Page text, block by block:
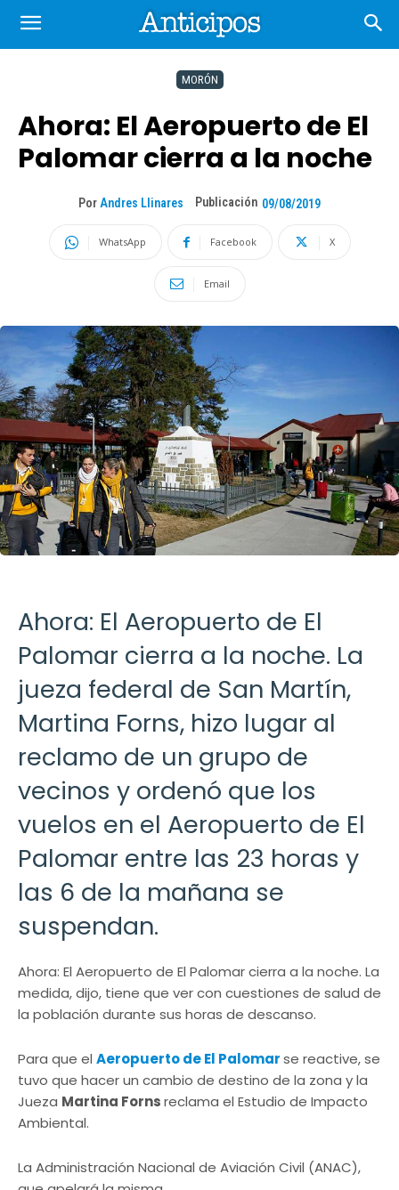
MORÓN
Ahora: El Aeropuerto de El
Palomar cierra a la noche
Por Andres Llinares Publicación 09/08/2019
WhatsApp Facebook X
Email
Ahora: El Aeropuerto de El
Palomar cierra a la noche. La
jueza federal de San Martín,
Martina Forns, hizo lugar al
reclamo de un grupo de
vecinos y ordenó que los
vuelos en el Aeropuerto de El
Palomar entre las 23 horas y
las 6 de la mañana se
suspendan.
Ahora: El Aeropuerto de El Palomar cierra a la noche. La
medida, dijo, tiene que ver con cuestiones de salud de
la población durante sus horas de descanso.
Para que el Aeropuerto de El Palomarse reactive, se
tuvo que hacer un cambio de destino de la zona y la
Jueza Martina Fornsreclama el Estudio de Impacto
Ambiental.
La Administración Nacional de Aviación Civil (ANAC),